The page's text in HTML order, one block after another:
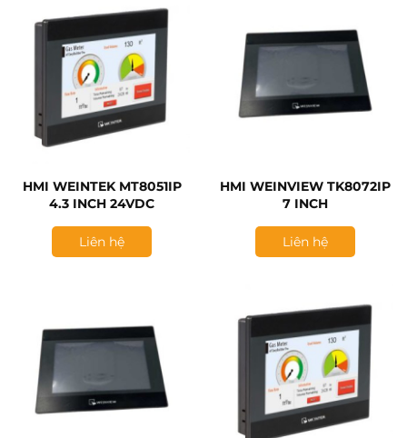
HMI WEINTEK MT8051IP
4.3 INCH 24VDC
Liên hệ
HMI WEINVIEW TK8072IP
7 INCH
Liên hệ